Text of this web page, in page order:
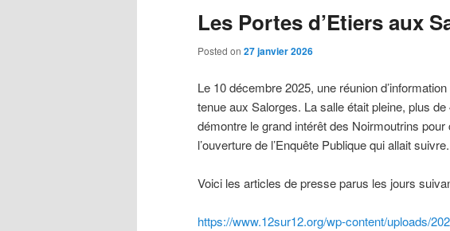
Les Portes d’Etiers aux
Posted on 27 janvier 2026
Le 10 décembre 2025, une réunion
tenue aux Salorges. La salle était pleine, plus
démontre le grand intérêt des Noirmoutrins
l’ouverture de l’Enquête Publique qui allait suivre.
Voici les articles de presse parus les jours
https://www.12sur12.org/wp-content/uploads/